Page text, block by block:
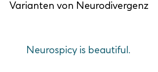
Varianten von Neurodivergenz
Neurospicy is beautiful.